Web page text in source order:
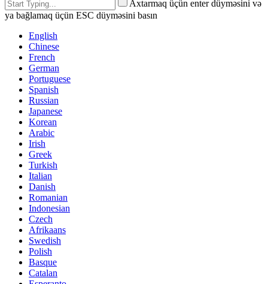
Axtarmaq üçün enter düyməsini və
ya bağlamaq üçün ESC düyməsini basın
English
Chinese
French
German
Portuguese
Spanish
Russian
Japanese
Korean
Arabic
Irish
Greek
Turkish
Italian
Danish
Romanian
Indonesian
Czech
Afrikaans
Swedish
Polish
Basque
Catalan